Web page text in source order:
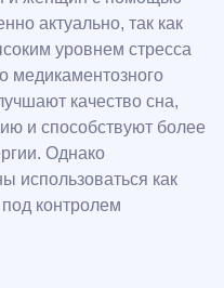
актуально, так как
уровнем стресса
медикаментозного
качество сна,
и способствуют более
Однако
использоваться как
контролем